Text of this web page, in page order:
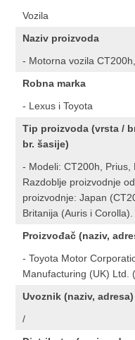
Vozila
Naziv proizvoda
- Motorna vozila
Robna marka
- Lexus i Toyota
Tip proizvoda (vrsta /
br. šasije)
- Modeli: CT200h, Prius,
Razdoblje proizvodnje
proizvodnje: Japan
Britanija (Auris i Corolla).
Proizvođač (naziv,
- Toyota Motor
Manufacturing (UK) Ltd.
Uvoznik (naziv, adresa)
/